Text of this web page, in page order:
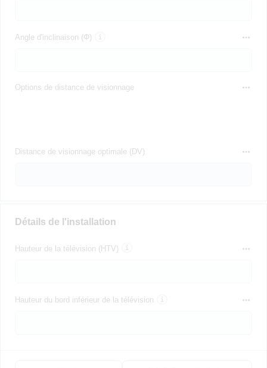
Angle d'inclinaison (Φ)
Options de distance de visionnage
Distance de visionnage optimale (DV)
Détails de l'installation
Hauteur de la télévision (HTV)
Hauteur du bord inférieur de la télévision